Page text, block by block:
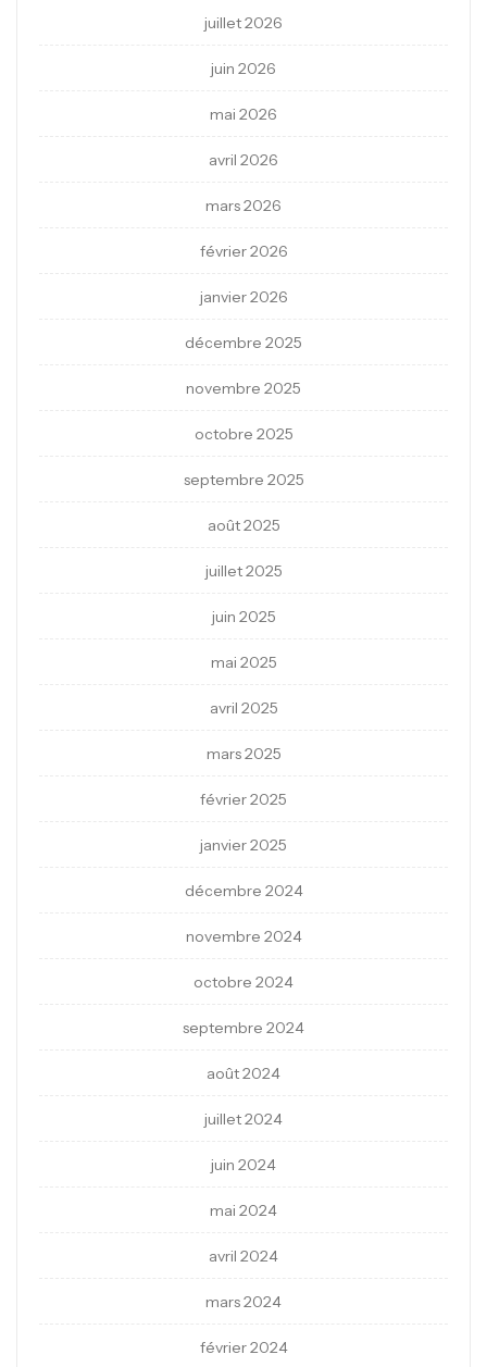
juillet 2026
juin 2026
mai 2026
avril 2026
mars 2026
février 2026
janvier 2026
décembre 2025
novembre 2025
octobre 2025
septembre 2025
août 2025
juillet 2025
juin 2025
mai 2025
avril 2025
mars 2025
février 2025
janvier 2025
décembre 2024
novembre 2024
octobre 2024
septembre 2024
août 2024
juillet 2024
juin 2024
mai 2024
avril 2024
mars 2024
février 2024